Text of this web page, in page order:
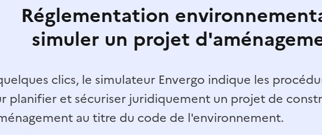
Réglementation
simuler un projet
clics, le simulateur Envergo indique les
planifier et sécuriser juridiquement un projet de
au titre du code de l'environnement.